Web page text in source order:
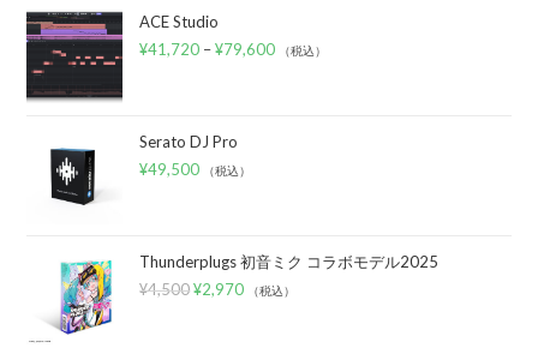
ACE Studio
¥41,720 –¥79,600 （税込）
Serato DJ Pro
¥49,500 （税込）
Thunderplugs 初音ミク コラボモデル2025
¥4,500 ¥2,970 （税込）